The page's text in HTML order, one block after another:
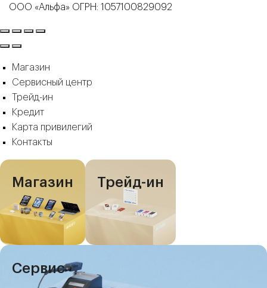
ООО «Альфа» ОГРН: 1057100829092
Магазин
Сервисный центр
Трейд-ин
Кредит
Карта привилегий
Контакты
Магазин Трейд-ин
Сервис